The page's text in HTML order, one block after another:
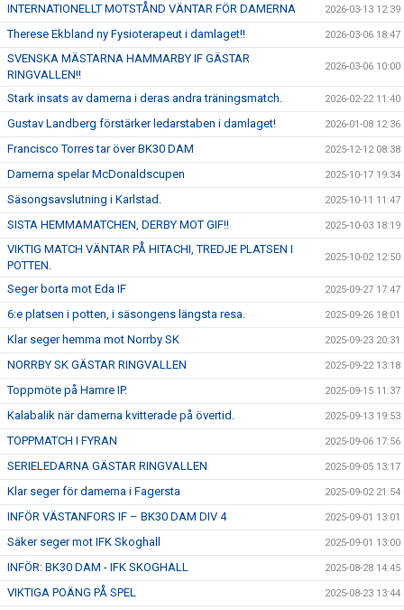
INTERNATIONELLT MOTSTÅND VÄNTAR FÖR DAMERNA 2026-03-13 12:39
Therese Ekbland ny Fysioterapeut i damlaget!! 2026-03-06 18:47
SVENSKA MÄSTARNA HAMMARBY IF GÄSTAR
RINGVALLEN!!
2026-03-06 10:00
Stark insats av damerna i deras andra träningsmatch. 2026-02-22 11:40
Gustav Landberg förstärker ledarstaben i damlaget! 2026-01-08 12:36
Francisco Torres tar över BK30 DAM 2025-12-12 08:38
Damerna spelar McDonaldscupen 2025-10-17 19:34
Säsongsavslutning i Karlstad. 2025-10-11 11:47
SISTA HEMMAMATCHEN, DERBY MOT GIF!! 2025-10-03 18:19
VIKTIG MATCH VÄNTAR PÅ HITACHI, TREDJE PLATSEN I
POTTEN.
2025-10-02 12:50
Seger borta mot Eda IF 2025-09-27 17:47
6:e platsen i potten, i säsongens längsta resa. 2025-09-26 18:01
Klar seger hemma mot Norrby SK 2025-09-23 20:31
NORRBY SK GÄSTAR RINGVALLEN 2025-09-22 13:18
Toppmöte på Hamre IP. 2025-09-15 11:37
Kalabalik när damerna kvitterade på övertid. 2025-09-13 19:53
TOPPMATCH I FYRAN 2025-09-06 17:56
SERIELEDARNA GÄSTAR RINGVALLEN 2025-09-05 13:17
Klar seger för damerna i Fagersta 2025-09-02 21:54
INFÖR VÄSTANFORS IF – BK30 DAM DIV 4 2025-09-01 13:01
Säker seger mot IFK Skoghall 2025-09-01 13:00
INFÖR: BK30 DAM - IFK SKOGHALL 2025-08-28 14:45
VIKTIGA POÄNG PÅ SPEL 2025-08-23 13:44